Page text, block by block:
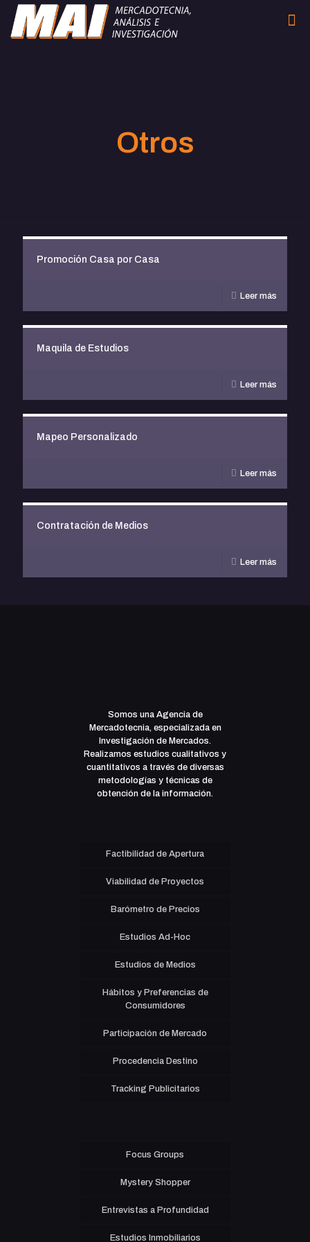
Otros
Promoción Casa por Casa
Leer más
Maquila de Estudios
Leer más
Mapeo Personalizado
Leer más
Contratación de Medios
Leer más
Somos una Agencia de
Mercadotecnia, especializada en
Investigación de Mercados.
Realizamos estudios cualitativos y
cuantitativos a través de diversas
metodologías y técnicas de
obtención de la información.
Factibilidad de Apertura
Viabilidad de Proyectos
Barómetro de Precios
Estudios Ad-Hoc
Estudios de Medios
Hábitos y Preferencias de
Consumidores
Participación de Mercado
Procedencia Destino
Tracking Publicitarios
Focus Groups
Mystery Shopper
Entrevistas a Profundidad
Estudios Inmobiliarios